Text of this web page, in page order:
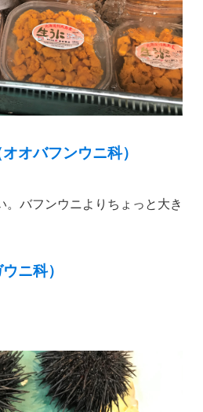
オバフンウニ科）
。バフンウニよりちょっと大き
ニ科）